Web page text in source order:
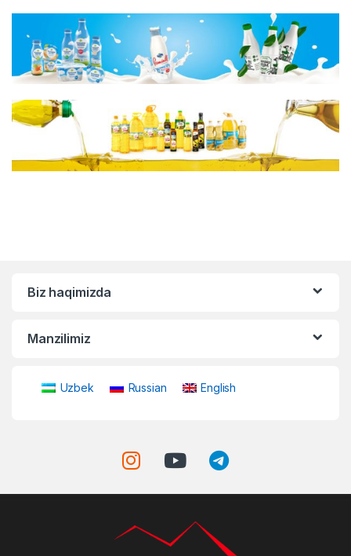
Biz haqimizda
Manzilimiz
Uzbek Russian English